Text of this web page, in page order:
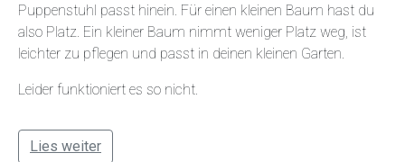
Puppenstuhl passt hinein. Für einen kleinen Baum hast du
also Platz. Ein kleiner Baum nimmt weniger Platz weg, ist
leichter zu pflegen und passt in deinen kleinen Garten.
Leider funktioniert es so nicht.
Lies weiter